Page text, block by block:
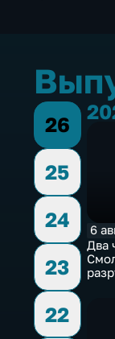
26
25
24
23
22
6
Два